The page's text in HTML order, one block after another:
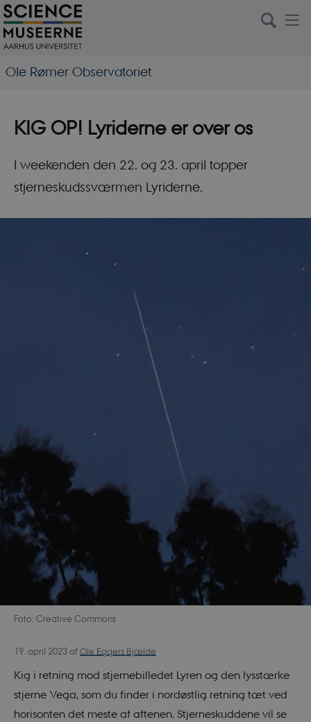
Ole Rømer Observatoriet
KIG OP! Lyriderne er over os
I weekenden den 22. og 23. april topper
stjerneskudssværmen Lyriderne.
Foto: Creative Commons
19. april 2023 af Ole Eggers Bjælde
Kig i retning mod stjernebilledet Lyren og den lysstærke
stjerne Vega, som du finder i nordøstlig retning tæt ved
horisonten det meste af aftenen. Stjerneskuddene vil se